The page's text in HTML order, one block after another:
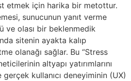
etmek için harika bir metottur.
sunucunun yanıt verme
ve olası bir beklenmedik
sitenin ayakta kalıp
olanağı sağlar. Bu “Stress
altyapı yatırımlarını
kullanıcı deneyiminin (UX)